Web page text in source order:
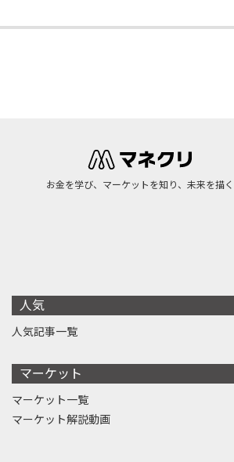
お金を学び、マーケットを知り、未来を描く
人気
人気記事一覧
マーケット
マーケット一覧
マーケット解説動画